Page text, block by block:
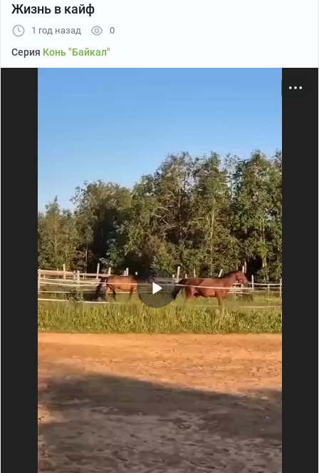
Жизнь в кайф
1 год назад 0
Серия Конь "Байкал"